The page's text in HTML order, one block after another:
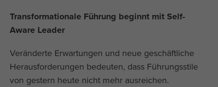
Transformationale Führung beginnt mit Self-
Aware Leader
Veränderte Erwartungen und neue geschäftliche
Herausforderungen bedeuten, dass Führungsstile
von gestern heute nicht mehr ausreichen.